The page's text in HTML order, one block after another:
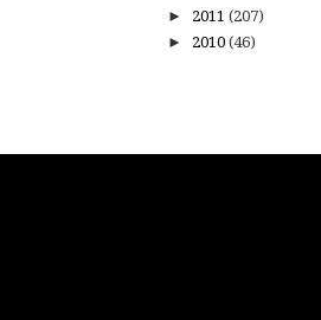
► 2011 (207)
► 2010 (46)